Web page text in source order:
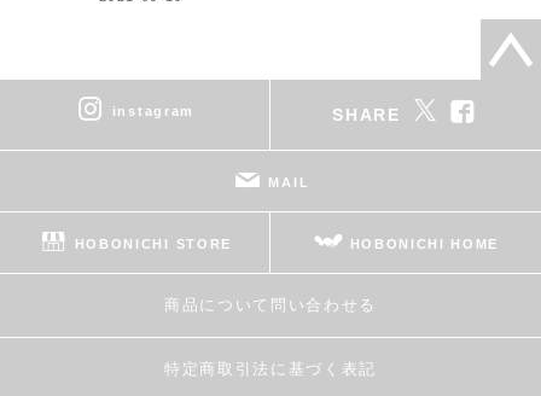
instagram SHARE
MAIL
HOBONICHI STORE HOBONICHI HOME
商品について問い合わせる
特定商取引法に基づく表記